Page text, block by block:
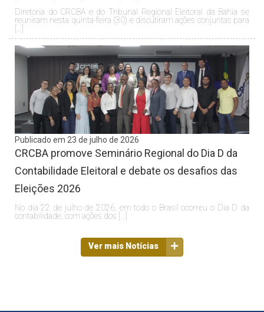
Diretoria do CRCBA e do Tribunal Regional Eleitoral da Bahia se
reuniram nesta quinta-feira (30) e discutiram ações conjuntas para
Publicado em 23 de julho de 2026
CRCBA promove Seminário Regional do Dia D da
Contabilidade Eleitoral e debate os desafios das
Eleições 2026
No dia 22 de julho de 2026, em todo o Brasil ocorreu o Dia D da
contabilidade, com ações dos […]
Ver mais Notícias